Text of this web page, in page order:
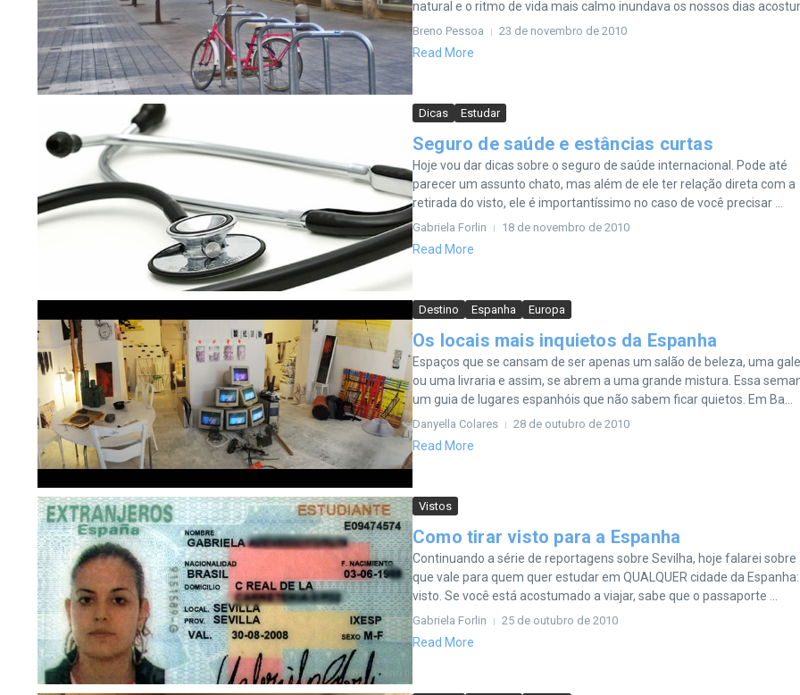
natural e o ritmo de vida mais calmo inundava os nossos dias
Breno Pessoa 23 de novembro de 2010
Read More
Dicas Estudar
Seguro de saúde e estâncias curtas
Hoje vou dar dicas sobre o seguro de saúde internacional. Pode até
parecer um assunto chato, mas além de ele ter relação direta com a
retirada do visto, ele é importantíssimo no caso de você precisar ...
Gabriela Forlin 18 de novembro de 2010
Read More
Destino Espanha Europa
Os locais mais inquietos da Espanha
Espaços que se cansam de ser apenas um salão de beleza, uma
ou uma livraria e assim, se abrem a uma grande mistura. Essa
um guia de lugares espanhóis que não sabem ficar quietos. Em Ba...
Danyella Colares 28 de outubro de 2010
Read More
Vistos
Como tirar visto para a Espanha
Continuando a série de reportagens sobre Sevilha, hoje falarei sobre
que vale para quem quer estudar em QUALQUER cidade da Espanha:
visto. Se você está acostumado a viajar, sabe que o passaporte ...
Gabriela Forlin 25 de outubro de 2010
Read More